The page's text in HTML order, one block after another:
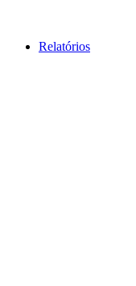
Relatórios